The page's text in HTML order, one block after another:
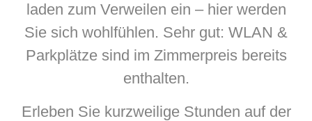
laden zum Verweilen ein – hier werden
Sie sich wohlfühlen. Sehr gut: WLAN &
Parkplätze sind im Zimmerpreis bereits
enthalten.
Erleben Sie kurzweilige Stunden auf der